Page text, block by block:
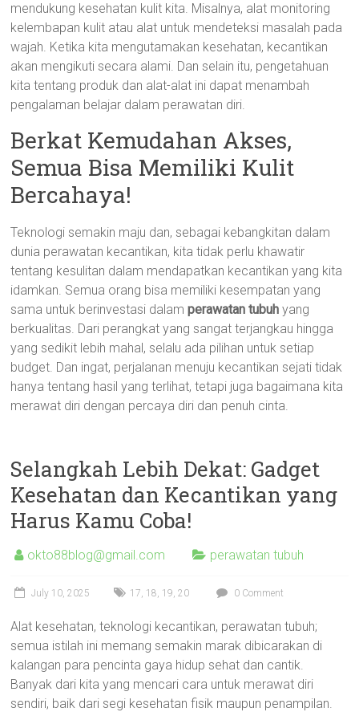
mendukung kesehatan kulit kita. Misalnya, alat monitoring
kelembapan kulit atau alat untuk mendeteksi masalah pada
wajah. Ketika kita mengutamakan kesehatan, kecantikan
akan mengikuti secara alami. Dan selain itu, pengetahuan
kita tentang produk dan alat-alat ini dapat menambah
pengalaman belajar dalam perawatan diri.
Berkat Kemudahan Akses,
Semua Bisa Memiliki Kulit
Bercahaya!
Teknologi semakin maju dan, sebagai kebangkitan dalam
dunia perawatan kecantikan, kita tidak perlu khawatir
tentang kesulitan dalam mendapatkan kecantikan yang kita
idamkan. Semua orang bisa memiliki kesempatan yang
sama untuk berinvestasi dalamperawatan tubuh yang
berkualitas. Dari perangkat yang sangat terjangkau hingga
yang sedikit lebih mahal, selalu ada pilihan untuk setiap
budget. Dan ingat, perjalanan menuju kecantikan sejati tidak
hanya tentang hasil yang terlihat, tetapi juga bagaimana kita
merawat diri dengan percaya diri dan penuh cinta.
Selangkah Lebih Dekat: Gadget
Kesehatan dan Kecantikan yang
Harus Kamu Coba!
okto88blog@gmail.com perawatan tubuh
July 10, 2025 17, 18, 19,20 0 Comment
Alat kesehatan, teknologi kecantikan, perawatan tubuh;
semua istilah ini memang semakin marak dibicarakan di
kalangan para pencinta gaya hidup sehat dan cantik.
Banyak dari kita yang mencari cara untuk merawat diri
sendiri, baik dari segi kesehatan fisik maupun penampilan.